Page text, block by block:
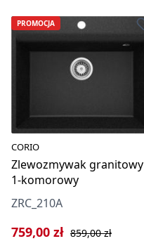
PROMOCJA
CORIO
Zlewozmywak granitowy
1-komorowy
ZRC_210A
Cena sprzedaży:
759,00 zł Cena regularna:
859,00 zł